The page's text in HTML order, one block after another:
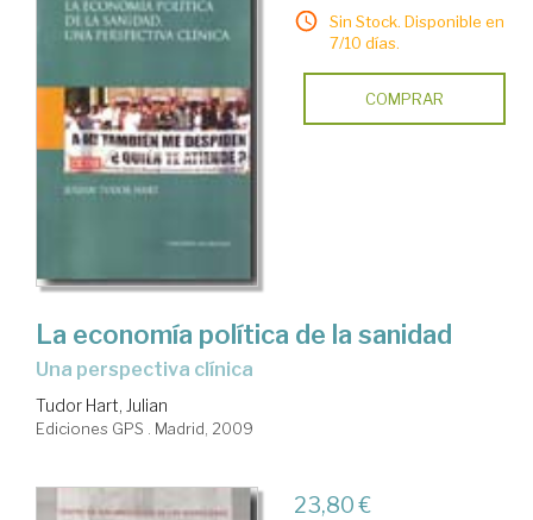
Sin Stock. Disponible en
7/10 días.
COMPRAR
La economía política de la sanidad
una perspectiva clínica
Tudor Hart, Julian
Ediciones GPS . Madrid, 2009
23,80 €